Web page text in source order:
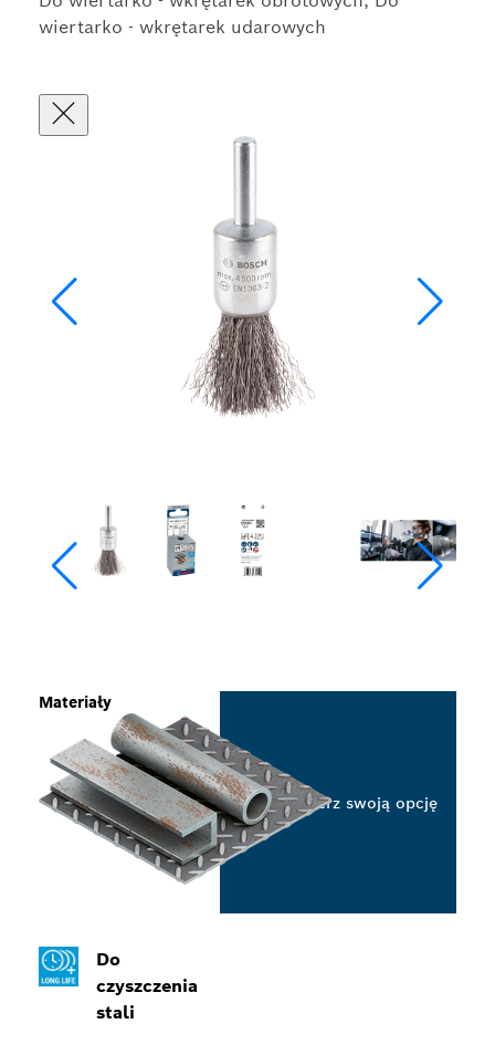
wiertarko - wkrętarek udarowych
Do
czyszczenia
stali
Materiały
Wybierz swoją opcję